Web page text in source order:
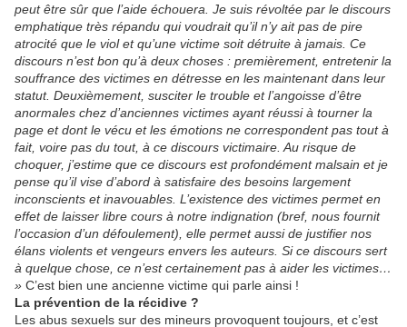
peut être sûr que l’aide échouera. Je suis révoltée par le discours
emphatique très répandu qui voudrait qu’il n’y ait pas de pire
atrocité que le viol et qu’une victime soit détruite à jamais. Ce
discours n’est bon qu’à deux choses : premièrement, entretenir la
souffrance des victimes en détresse en les maintenant dans leur
statut. Deuxièmement, susciter le trouble et l’angoisse d’être
anormales chez d’anciennes victimes ayant réussi à tourner la
page et dont le vécu et les émotions ne correspondent pas tout à
fait, voire pas du tout, à ce discours victimaire. Au risque de
choquer, j’estime que ce discours est profondément malsain et je
pense qu’il vise d’abord à satisfaire des besoins largement
inconscients et inavouables. L’existence des victimes permet en
effet de laisser libre cours à notre indignation (bref, nous fournit
l’occasion d’un défoulement), elle permet aussi de justifier nos
élans violents et vengeurs envers les auteurs. Si ce discours sert
à quelque chose, ce n’est certainement pas à aider les victimes…
» C’est bien une ancienne victime qui parle ainsi !
La prévention de la récidive ?
Les abus sexuels sur des mineurs provoquent toujours, et c’est